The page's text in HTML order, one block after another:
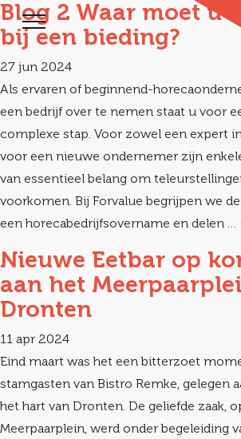
Blog 2 Waar moet u
bij een bieding?
27 jun 2024
Als ervaren of beginnend-
een bedrijf over te nemen staat u voor
complexe stap. Voor zowel een expert
voor een nieuwe ondernemer zijn
van essentieel belang om
voorkomen. Bij Forvalue begrijpen we
een horecabedrijfsovername en delen …
Nieuwe Eetbar op
aan het
Dronten
11 apr 2024
Eind maart was het een bitterzoet
stamgasten van Bistro Remke, gelegen
het hart van Dronten. De geliefde zaak,
Meerpaarplein, werd onder begeleiding